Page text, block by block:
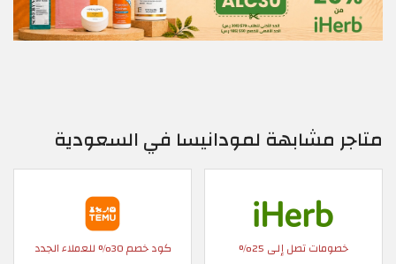
متاجر مشابهة لمودانيسا في السعودية
خصومات تصل إلى 25% كود خصم 30% للعملاء الجدد